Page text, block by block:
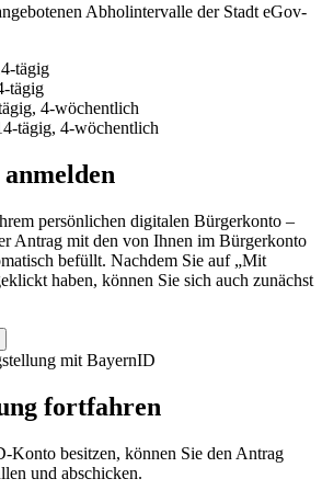
Abholintervalle der Stadt eGov-
tägig
tägig
4-wöchentlich
tägig, 4-wöchentlich
persönlichen digitalen Bürgerkonto –
Antrag mit den von Ihnen im Bürgerkonto
befüllt. Nachdem Sie auf „Mit
haben, können Sie sich auch zunächst
mit BayernID
fortfahren
Konto besitzen, können Sie den Antrag
und abschicken.